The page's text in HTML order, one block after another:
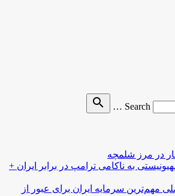
Search …
search
در مرز شلمچه
به ناکامی ترامپ در برابر ایران +
مهم‌ترین سرمایه ایران برای عبور از